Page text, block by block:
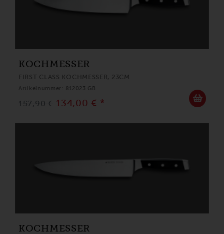
KOCHMESSER
FIRST CLASS KOCHMESSER, 23CM
Artikelnummer: 812023 GB
157,90 € 134,00 € *
KOCHMESSER